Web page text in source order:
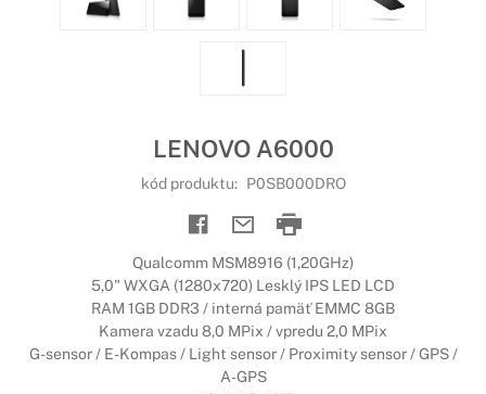
LENOVO A6000
kód produktu: P0SB000DRO
Qualcomm MSM8916 (1,20GHz)
5,0" WXGA (1280x720) Lesklý IPS LED LCD
RAM 1GB DDR3 / interná pamäť EMMC 8GB
Kamera vzadu 8,0 MPix / vpredu 2,0 MPix
G-sensor / E-Kompas / Light sensor / Proximity sensor / GPS /
A-GPS